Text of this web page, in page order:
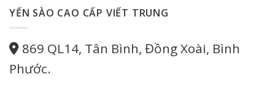
YẾN SÀO CAO CẤP VIẾT TRUNG
869 QL14, Tân Bình, Đồng Xoài, Bình
Phước.